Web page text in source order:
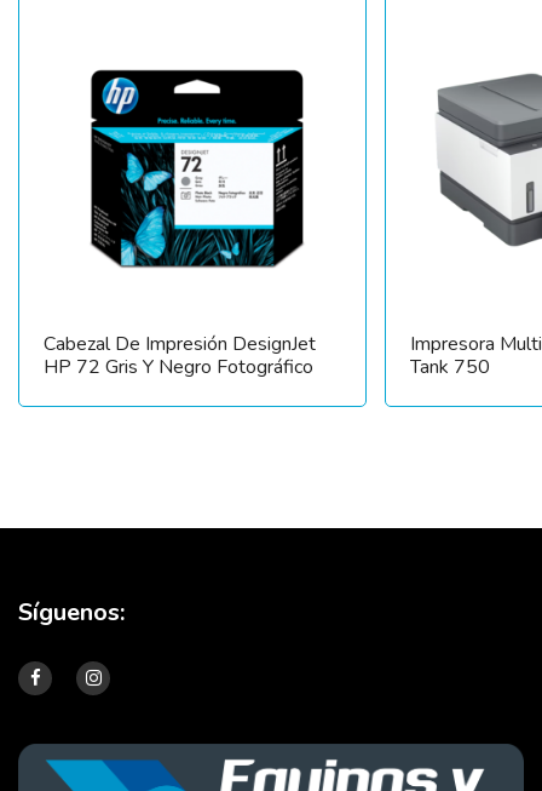
Cabezal De Impresión DesignJet
HP 72 Gris Y Negro Fotográfico
Impresora
Tank 750
Síguenos: